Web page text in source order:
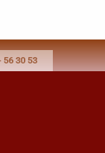
56 30 53